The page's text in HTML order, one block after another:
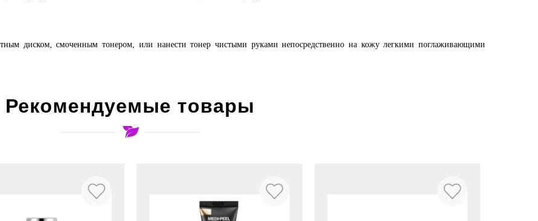
диском, смоченным тонером, или нанести тонер чистыми руками непосредственно на кожу легкими поглаживающими
Рекомендуемые товары